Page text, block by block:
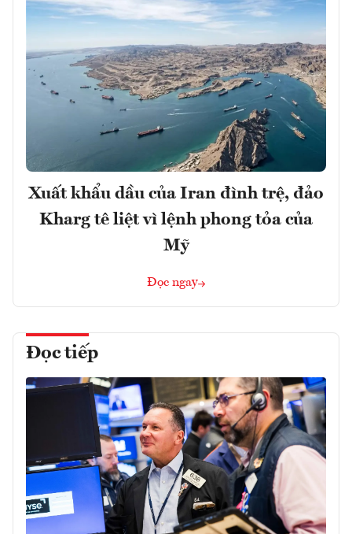
Xuất khẩu dầu của Iran đình trệ, đảo
Kharg tê liệt vì lệnh phong tỏa của
Mỹ
Đọc ngay
Đọc tiếp